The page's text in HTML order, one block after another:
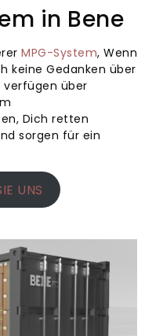
in Bene
MPG-System, Wenn
keine Gedanken über
verfügen über
Dich retten
sorgen für ein
UNS